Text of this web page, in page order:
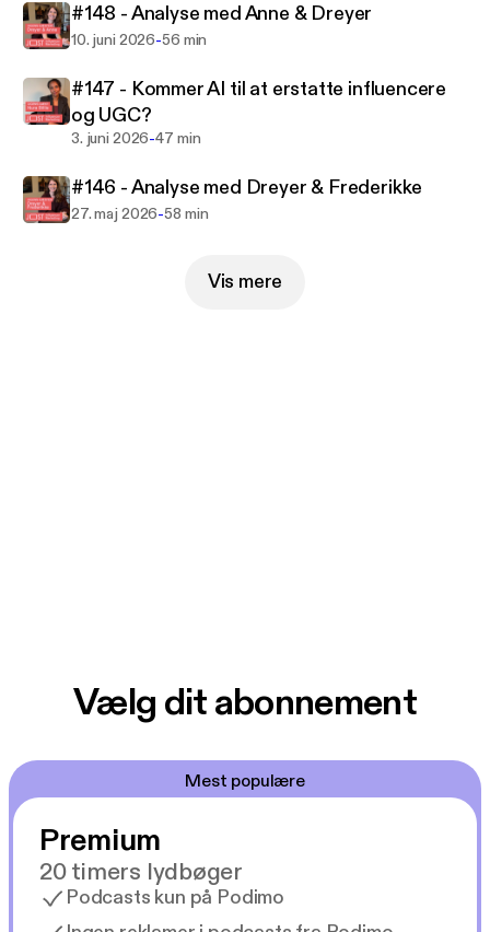
#148 - Analyse med Anne & Dreyer
10. juni 2026-56 min
#147 - Kommer AI til at erstatte influencere
og UGC?
3. juni 2026-47 min
#146 - Analyse med Dreyer & Frederikke
27. maj 2026-58 min
Vis mere
Vælg dit abonnement
Mest populære
Premium
20 timers lydbøger
Podcasts kun på Podimo